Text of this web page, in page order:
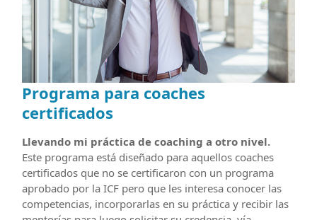
Programa para coaches
certificados
Llevando mi práctica de coaching a otro nivel.
Este programa está diseñado para aquellos coaches
certificados que no se certificaron con un programa
aprobado por la ICF pero que les interesa conocer las
competencias, incorporarlas en su práctica y recibir las